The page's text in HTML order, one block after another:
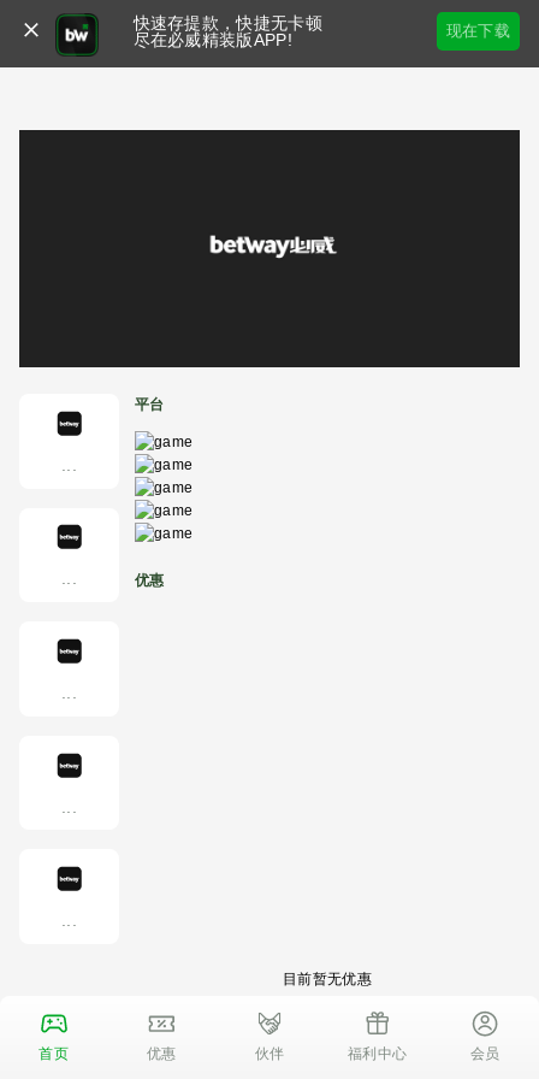
快速存提款，快捷无卡顿
尽在必威精装版APP!
现在下载
...
...
平台
优惠
目前暂无优惠
首页 优惠 伙伴 福利中心 会员